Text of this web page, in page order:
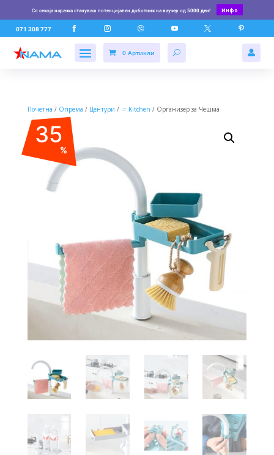
Со секоја нарачка стануваш потенцијален доботник на ваучер од 5000 ден! Инфо
071 308 777      
0 Артикли 
Почетна / Опрема / Центури / -= Kitchen / Организер за Чешма
35
%